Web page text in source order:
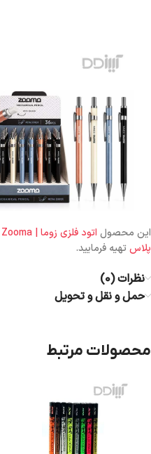
این محصول اتود فلزی زوما | Zooma
پلاستهیه فرمایید.
نظرات (0)
حمل و نقل و تحویل
محصولات مرتبط